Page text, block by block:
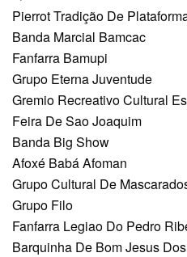
Pierrot Tradição De
Banda Marcial Bamcac
Fanfarra Bamupi
Grupo Eterna Juventude
Gremio Recreativo Cultural
Feira De Sao Joaquim
Banda Big Show
Afoxé Babá Afoman
Grupo Cultural De
Grupo Filo
Fanfarra Legiao Do Pedro
Barquinha De Bom Jesus